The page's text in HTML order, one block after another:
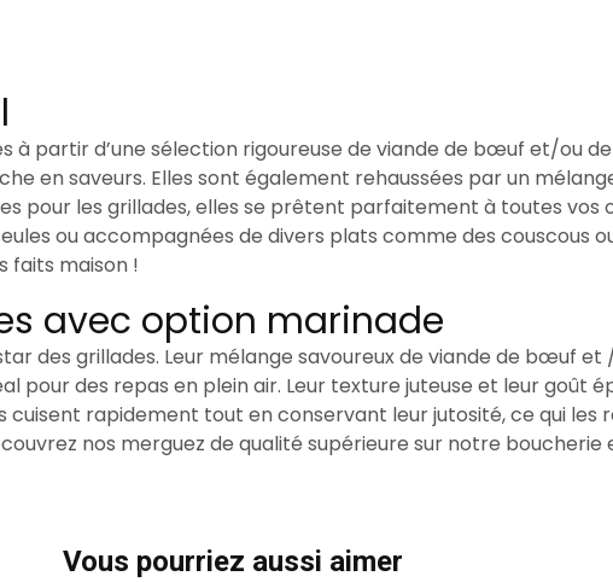
à partir d’une sélection rigoureuse de viande de bœuf et/ou
en saveurs. Elles sont également rehaussées par un
pour les grillades, elles se prêtent parfaitement à toutes vos
ou accompagnées de divers plats comme des couscous
faits maison !
avec option marinade
des grillades. Leur mélange savoureux de viande de bœuf
pour des repas en plein air. Leur texture juteuse et leur goût
cuisent rapidement tout en conservant leur jutosité, ce qui les
nos merguez de qualité supérieure sur notre boucherie
Vous pourriez aussi aimer